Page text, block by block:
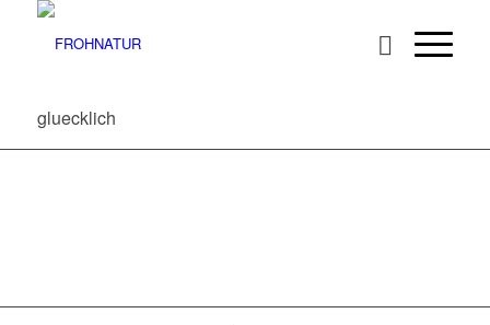
gluecklich